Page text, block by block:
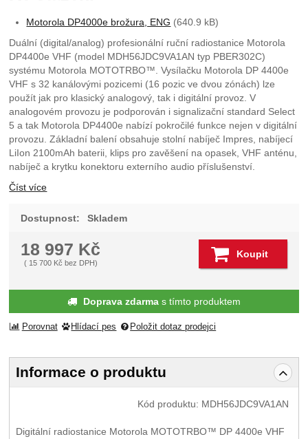
Motorola DP4000e brožura, ENG (640.9 kB)
Duální (digital/analog) profesionální ruční radiostanice Motorola
DP4400e VHF (model MDH56JDC9VA1AN typ PBER302C)
systému Motorola MOTOTRBO™. Vysílačku Motorola DP 4400e
VHF s 32 kanálovými pozicemi (16 pozic ve dvou zónách) lze
použít jak pro klasický analogový, tak i digitální provoz. V
analogovém provozu je podporován i signalizační standard Select
5 a tak Motorola DP4400e nabízí pokročilé funkce nejen v digitální
provozu. Základní balení obsahuje stolní nabíječ Impres, nabíjecí
LiIon 2100mAh baterii, klips pro zavěšení na opasek, VHF anténu,
nabíječ a krytku konektoru externího audio příslušenství.
Číst více
Dostupnost: Skladem
18 997 Kč
(15 700 Kč bez DPH)
Koupit
Doprava zdarmas tímto produktem
Porovnat Hlídací pes Položit dotaz prodejci
Informace o produktu
Kód produktu: MDH56JDC9VA1AN
Digitální radiostanice Motorola MOTOTRBO™ DP 4400e VHF